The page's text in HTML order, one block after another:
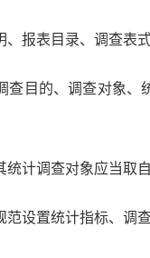
、报表目录、调查
查目的、调查对象
统计调查对象应当
设置统计指标、调